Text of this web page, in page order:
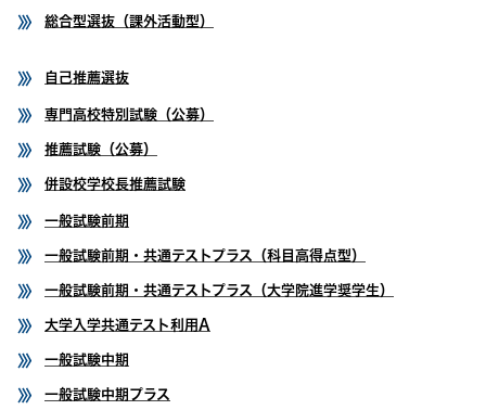
総合型選抜（課外活動型）
自己推薦選抜
専門高校特別試験（公募）
推薦試験（公募）
併設校学校長推薦試験
一般試験前期
一般試験前期・共通テストプラス（科目高得点型）
一般試験前期・共通テストプラス（大学院進学奨学生）
大学入学共通テスト利用A
一般試験中期
一般試験中期プラス